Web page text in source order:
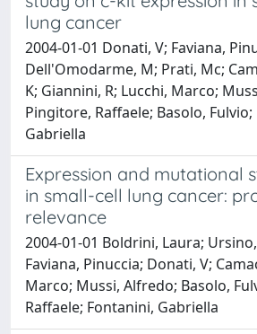
lung cancer
2004-01-01 Donati, V; Faviana,
Dell'Omodarme, M; Prati, Mc;
K; Giannini, R; Lucchi, Marco;
Pingitore, Raffaele; Basolo,
Gabriella
Expression and mutational
in small-cell lung cancer:
relevance
2004-01-01 Boldrini, Laura;
Faviana, Pinuccia; Donati, V;
Marco; Mussi, Alfredo; Basolo,
Raffaele; Fontanini, Gabriella